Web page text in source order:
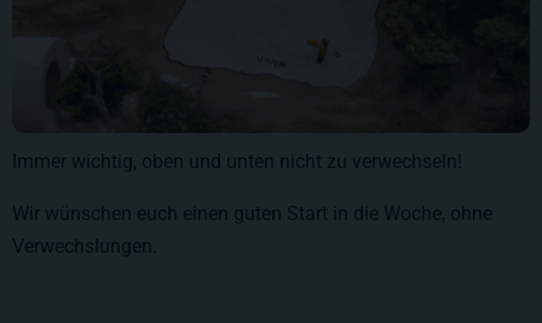
Immer wichtig, oben und unten nicht zu verwechseln!
Wir wünschen euch einen guten Start in die Woche, ohne
Verwechslungen.